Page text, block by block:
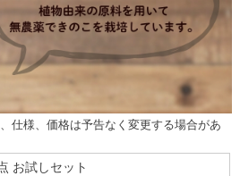
仕様、価格は予告なく変更する場合があ
お試しセット